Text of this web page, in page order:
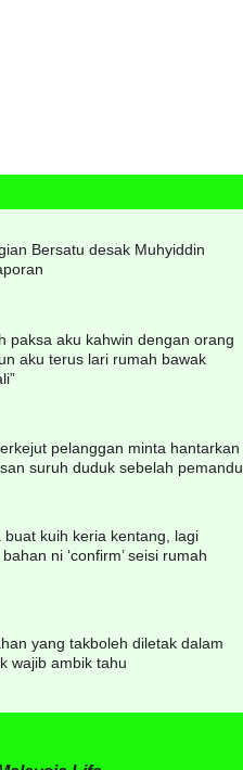
Bersatu desak Muhyiddin
paksa aku kahwin dengan orang
aku terus lari rumah bawak
pelanggan minta hantarkan
suruh duduk sebelah pemandu
buat kuih keria kentang, lagi
ni ‘confirm’ seisi rumah
yang takboleh diletak dalam
wajib ambik tahu